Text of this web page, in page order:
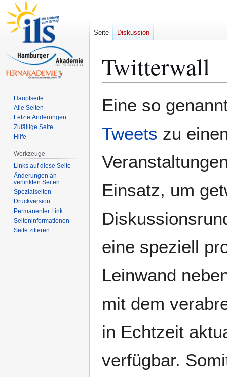
Twitterwall
Navigation
Suche
Eine so
Tweets zu
Einsatz, um
eine speziell
Leinwand
mit dem
in Echtzeit
verfügbar.
Seite Diskussion
Hauptseite
Alle Seiten
Letzte Änderungen
Zufällige Seite
Hilfe
Werkzeuge
Links auf diese Seite
Änderungen an
verlinkten Seiten
Spezialseiten
Druckversion
Permanenter Link
Seiten­­informationen
Seite zitieren